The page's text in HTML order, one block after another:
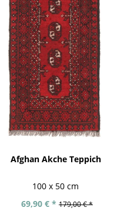
Afghan Akche Teppich
100 x 50 cm
69,90 € * 179,00 € *